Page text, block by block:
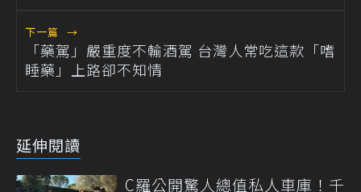
下一篇 →
「藥駕」嚴重度不輸酒駕 台灣人常吃這款「嗜
睡藥」上路卻不知情
延伸閱讀
C羅公開驚人總值私人車庫！千